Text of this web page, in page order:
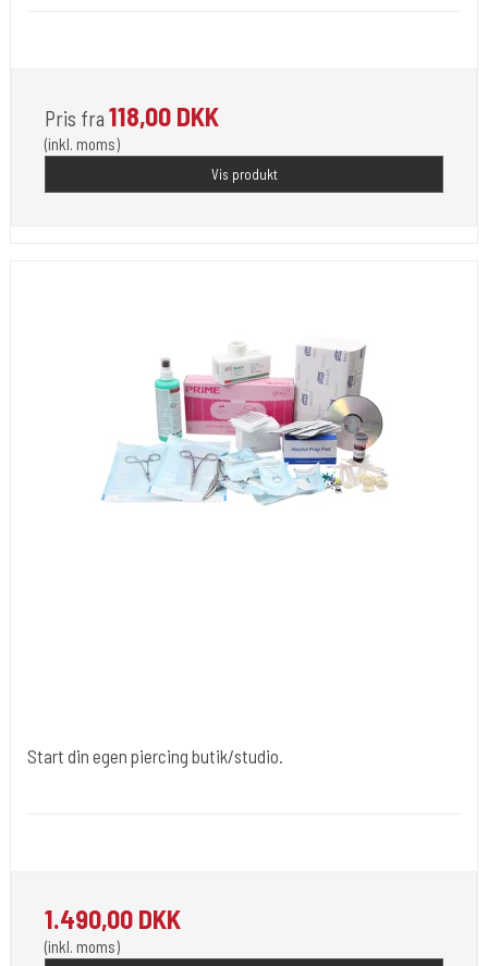
Pris fra 118,00 DKK
(inkl. moms)
Vis produkt
Start din egen piercing butik/studio.
1.490,00 DKK
(inkl. moms)